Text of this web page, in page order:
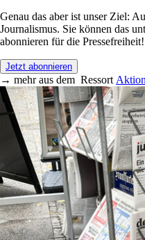
Genau das aber ist unser Ziel:
Journalismus. Sie können das
abonnieren für die Pressefreiheit!
Jetzt abonnieren
→ mehr aus dem Ressort Aktion